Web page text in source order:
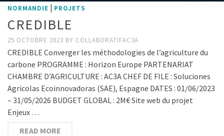
NORMANDIE | PROJETS
CREDIBLE
25 OCTOBRE 2023 BY COLLABORATIFAC3A
CREDIBLE Converger les méthodologies de l’agriculture du
carbone PROGRAMME : Horizon Europe PARTENARIAT
CHAMBRE D’AGRICULTURE : AC3A CHEF DE FILE : Soluciones
Agricolas Ecoinnovadoras (SAE), Espagne DATES : 01/06/2023
– 31/05/2026 BUDGET GLOBAL : 2M€ Site web du projet
Enjeux …
READ MORE